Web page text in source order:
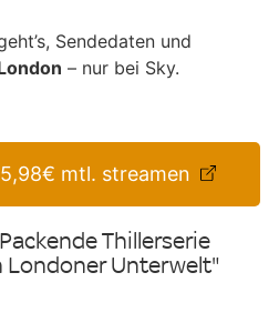
Sendedaten und
– nur bei Sky.
mtl. streamen
Thillerserie
Londoner Unterwelt"